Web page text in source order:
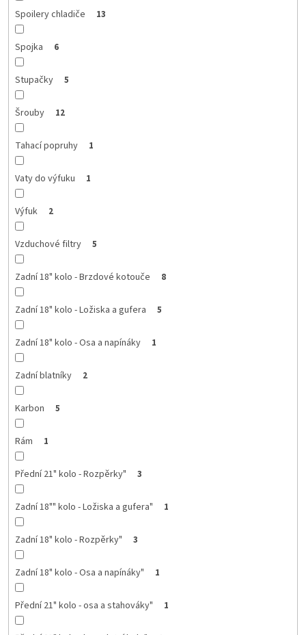
Spoilery chladiče 13
Spojka 6
Stupačky 5
Šrouby 12
Tahací popruhy 1
Vaty do výfuku 1
Výfuk 2
Vzduchové filtry 5
Zadní 18" kolo - Brzdové kotouče 8
Zadní 18" kolo - Ložiska a gufera 5
Zadní 18" kolo - Osa a napínáky 1
Zadní blatníky 2
Karbon 5
Rám 1
Přední 21" kolo - Rozpěrky" 3
Zadní 18"" kolo - Ložiska a gufera" 1
Zadní 18" kolo - Rozpěrky" 3
Zadní 18" kolo - Osa a napínáky" 1
Přední 21" kolo - osa a stahováky" 1